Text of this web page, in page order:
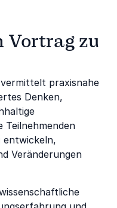
Vortrag zu
praxisnahe
Denken,
Teilnehmenden
entwickeln,
Veränderungen